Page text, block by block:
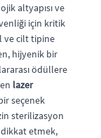
altyapısı ve
için kritik
ve cilt tipine
hijyenik bir
ödüllere
lazer
seçenek
sterilizasyon
etmek,